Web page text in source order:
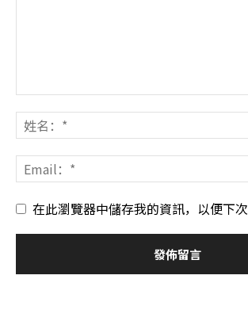
在此瀏覽器中儲存我的資訊，以便下次